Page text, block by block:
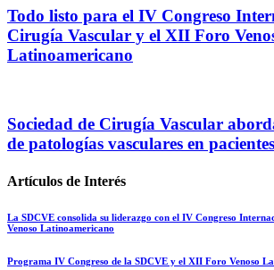
Todo listo para el IV Congreso
Cirugía Vascular y el XII Foro
Latinoamericano
Sociedad de Cirugía Vascular
de patologías vasculares en
Artículos de Interés
La SDCVE consolida su liderazgo con el IV Congreso
Venoso Latinoamericano
Programa IV Congreso de la SDCVE y el XII Foro Venoso